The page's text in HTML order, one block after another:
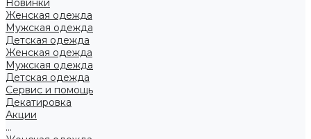
Новинки
Женская одежда
Мужская одежда
Детская одежда
Женская одежда
Мужская одежда
Детская одежда
Сервис и помощь
Декатировка
Акции
...